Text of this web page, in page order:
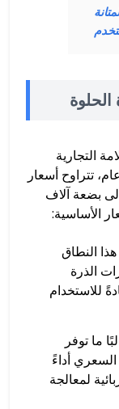
التجارية
تتراوح أسعار
بضعة آلاف
الأساسية:
$1000) – في هذا النطاق
الذرة
للاستخدام
- $2500) - غالبًا ما توفر
أداءً
لمعالجة